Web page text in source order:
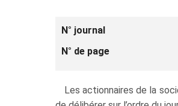
N° journal
N° de page
Les actionnaires de la